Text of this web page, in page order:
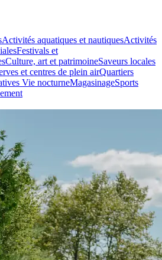
Activités aquatiques et nautiquesActivités
Festivals et
Culture, art et patrimoineSaveurs locales
et centres de plein airQuartiers
Vie nocturneMagasinageSports